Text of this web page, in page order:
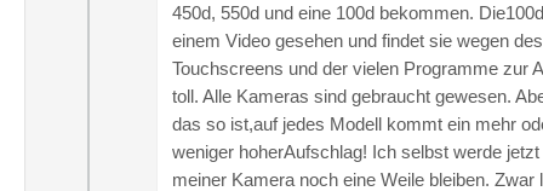
450d, 550d und eine 100d bekommen.
einem Video gesehen und findet sie wegen des
Touchscreens und der vielen Programme zur
toll. Alle Kameras sind gebraucht gewesen.
das so ist,auf jedes Modell kommt ein mehr
weniger hoherAufschlag! Ich selbst werde jetzt
meiner Kamera noch eine Weile bleiben. Zwar